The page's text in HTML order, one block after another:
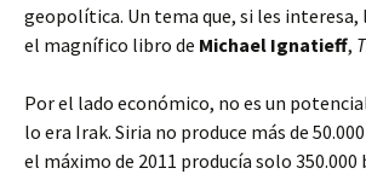
geopolítica. Un tema que, si les interesa,
el magnífico libro de Michael Ignatieff,
Por el lado económico, no es un
lo era Irak. Siria no produce más de
el máximo de 2011 producía solo